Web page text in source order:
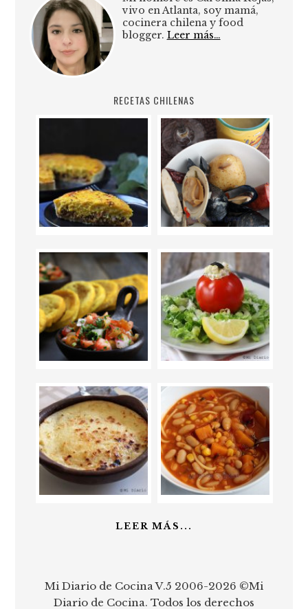
vivo en Atlanta, soy mamá,
cocinera chilena y food
blogger. Leer más…
RECETAS CHILENAS
LEER MÁS...
Mi Diario de Cocina V.5 2006-2026 ©Mi
Diario de Cocina. Todos los derechos